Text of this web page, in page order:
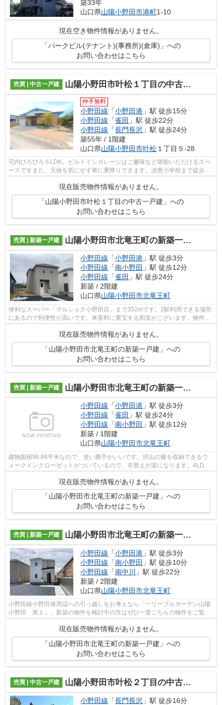
築33年
山口県山陽小野田市港町1-10
現在空き物件情報がありません。
「パークビル(テナント)(事務所)(倉庫)」への
お問い合わせはこちら
売買 | 中古一戸建 山陽小野田市叶松１丁目の中古一戸建
仲手無料
小野田線 「小野田港 」駅 徒歩15分
小野田線 「雀田 」駅 徒歩22分
小野田線 「長門長沢 」駅 徒歩24分
築55年 / 1階建
山口県山陽小野田市叶松 １丁目５-28
宅内ひろびろ５LDK。ビルトインガレージはご趣味など堪能いただけるスペ
ースですまた、天候を気にせず車に乗降りできます。須恵小学校まで徒歩7
現在販売物件情報がありません。
「山陽小野田市叶松１丁目の中古一戸建」への
お問い合わせはこちら
売買 | 新築一戸建 山陽小野田市北竜王町の新築一戸建
小野田線 「小野田港 」駅 徒歩3分
小野田線 「南小野田 」駅 徒歩12分
小野田線 「雀田 」駅 徒歩24分
新築 / 2階建
山口県山陽小野田市北竜王町
便利なスーパー「マルショク小野田店」まで352mです。2駅利用できる場所
にあるので利便性が高いです。来客時に重宝する和室がございます。物件か
ら徒歩3分の場所に駅があれば便利です...
現在販売物件情報がありません。
「山陽小野田市北竜王町の新築一戸建」への
お問い合わせはこちら
売買 | 新築一戸建 山陽小野田市北竜王町の新築一戸建
小野田線 「小野田港 」駅 徒歩3分
小野田線 「雀田 」駅 徒歩24分
小野田線 「南小野田 」駅 徒歩12分
新築 / 1階建
山口県山陽小野田市北竜王町
建物面積96.88平米なので、使い勝手がいいです。沢山の服を収納できるウ
ォークインクローゼットがついているので、衣替えが楽になります。4LDK
の物件で、開放感のある生活を送る事が出...
現在販売物件情報がありません。
「山陽小野田市北竜王町の新築一戸建」への
お問い合わせはこちら
売買 | 新築一戸建 山陽小野田市北竜王町の新築一戸建
小野田線 「小野田港 」駅 徒歩3分
小野田線 「南小野田 」駅 徒歩10分
小野田線 「南中川
」駅 徒歩22分
新築 / 2階建
山口県山陽小野田市北竜王町
小野田線小野田港周辺への引っ越しをお考えなら「一リーブルガーデン山陽
小野田 第１」。新築の物件を検討中の方はぜひ一度こちらの物件をご覧く
現在販売物件情報がありません。
「山陽小野田市北竜王町の新築一戸建」への
お問い合わせはこちら
売買 | 中古一戸建 山陽小野田市叶松２丁目の中古一戸建
小野田線 「長門長沢 」駅 徒歩16分